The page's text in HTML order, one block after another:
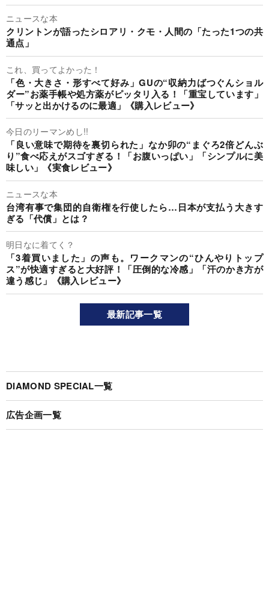
ニュースな本
クリントンが語ったシロアリ・クモ・人間の「たった1つの共
通点」
これ、買ってよかった！
「色・大きさ・形すべて好み」GUの“収納力ばつぐんショル
ダー”お薬手帳や処方薬がピッタリ入る！「重宝しています」
「サッと出かけるのに最適」《購入レビュー》
今日のリーマンめし!!
「良い意味で期待を裏切られた」なか卯の“まぐろ2倍どんぶ
り”食べ応えがスゴすぎる！「お腹いっぱい」「シンプルに美
味しい」《実食レビュー》
ニュースな本
台湾有事で集団的自衛権を行使したら…日本が支払う大きす
ぎる「代償」とは？
明日なに着てく？
「3着買いました」の声も。ワークマンの“ひんやりトップ
ス”が快適すぎると大好評！「圧倒的な冷感」「汗のかき方が
違う感じ」《購入レビュー》
最新記事一覧
DIAMOND SPECIAL一覧
広告企画一覧